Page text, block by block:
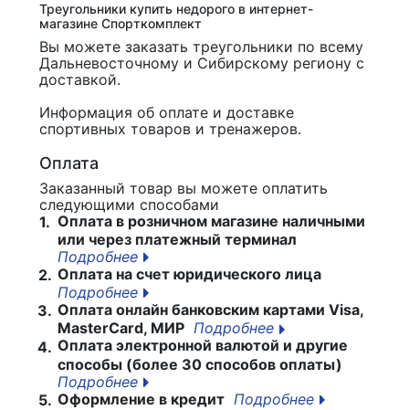
Треугольники купить недорого в интернет-
магазине Спорткомплект
Вы можете заказать треугольники по всему
Дальневосточному и Сибирскому региону с
доставкой.
Информация об оплате и доставке
спортивных товаров и тренажеров.
Оплата
Заказанный товар вы можете оплатить
следующими способами
1. Оплата в розничном магазине наличными
или через платежный терминал
Подробнее
2. Оплата на счет юридического лица
Подробнее
3. Оплата онлайн банковским картами Visa,
MasterCard, МИР Подробнее
4. Оплата электронной валютой и другие
способы (более 30 способов оплаты)
Подробнее
5. Оформление в кредит Подробнее